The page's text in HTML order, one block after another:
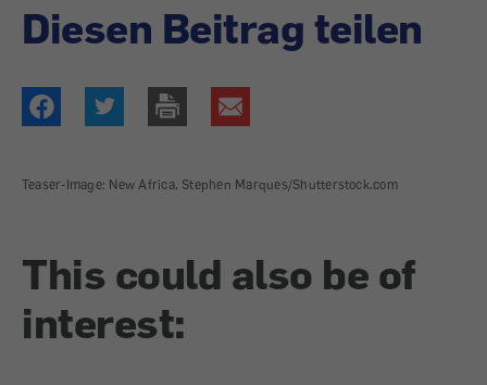
Diesen Beitrag teilen
Teaser-Image: New Africa, Stephen Marques/Shutterstock.com
This could also be of
interest: